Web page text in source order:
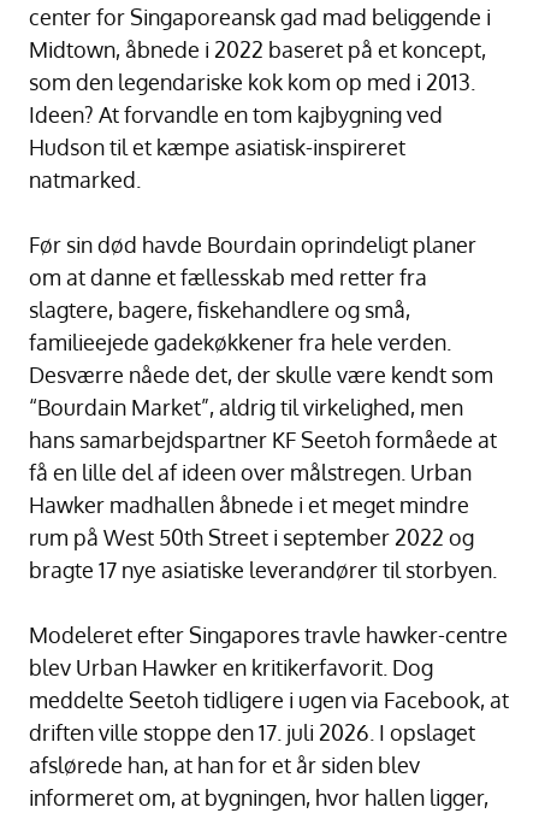
center for Singaporeansk gad mad beliggende i
Midtown, åbnede i 2022 baseret på et koncept,
som den legendariske kok kom op med i 2013.
Ideen? At forvandle en tom kajbygning ved
Hudson til et kæmpe asiatisk-inspireret
natmarked.
Før sin død havde Bourdain oprindeligt planer
om at danne et fællesskab med retter fra
slagtere, bagere, fiskehandlere og små,
familieejede gadekøkkener fra hele verden.
Desværre nåede det, der skulle være kendt som
“Bourdain Market”, aldrig til virkelighed, men
hans samarbejdspartner KF Seetoh formåede at
få en lille del af ideen over målstregen. Urban
Hawker madhallen åbnede i et meget mindre
rum på West 50th Street i september 2022 og
bragte 17 nye asiatiske leverandører til storbyen.
Modeleret efter Singapores travle hawker-centre
blev Urban Hawker en kritikerfavorit. Dog
meddelte Seetoh tidligere i ugen via Facebook, at
driften ville stoppe den 17. juli 2026. I opslaget
afslørede han, at han for et år siden blev
informeret om, at bygningen, hvor hallen ligger,